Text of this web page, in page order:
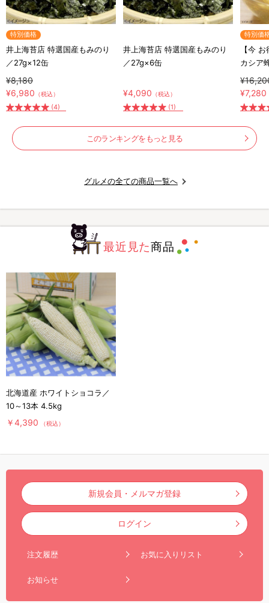
特別価格
井上海苔店 特選国産もみのり
／27g×12缶
¥8,180
¥6,980 （税込）
(4)
井上海苔店 特選国産もみのり
／27g×6缶
¥4,090 （税込）
(1)
特別価
【今
カシア
シア蜂
ト付き
¥7,280
このランキングをもっと見る
グルメの全ての商品一覧へ
最近見た商品
北海道産 ホワイトショコラ／
10～13本 4.5kg
￥4,390 （税込）
新規会員・メルマガ登録
ログイン
注文履歴 お気に入りリスト
お知らせ